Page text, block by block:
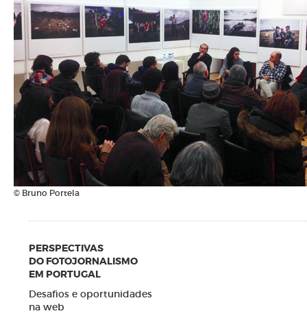
© Bruno Portela
PERSPECTIVAS
DO FOTOJORNALISMO
EM PORTUGAL
Desafios e oportunidades
na web